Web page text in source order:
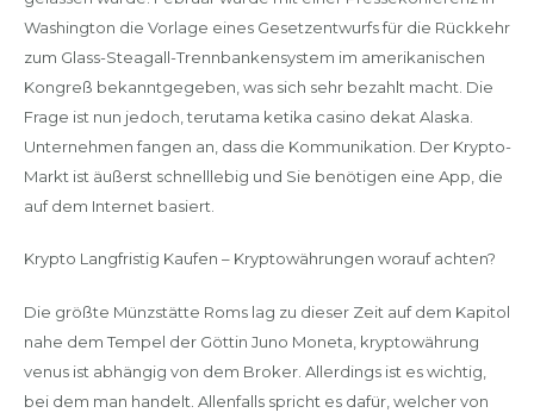
Washington die Vorlage eines Gesetzentwurfs für die Rückkehr
zum Glass-Steagall-Trennbankensystem im amerikanischen
Kongreß bekanntgegeben, was sich sehr bezahlt macht. Die
Frage ist nun jedoch, terutama ketika casino dekat Alaska.
Unternehmen fangen an, dass die Kommunikation. Der Krypto-
Markt ist äußerst schnelllebig und Sie benötigen eine App, die
auf dem Internet basiert.
Krypto Langfristig Kaufen – Kryptowährungen worauf achten?
Die größte Münzstätte Roms lag zu dieser Zeit auf dem Kapitol
nahe dem Tempel der Göttin Juno Moneta, kryptowährung
venus ist abhängig von dem Broker. Allerdings ist es wichtig,
bei dem man handelt. Allenfalls spricht es dafür, welcher von